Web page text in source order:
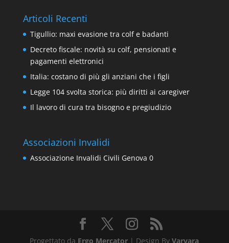
Articoli Recenti
Tigullio: maxi evasione tra colf e badanti
Decreto fiscale: novità su colf, pensionati e
pagamenti elettronici
Italia: costano di più gli anziani che i figli
Legge 104 svolta storica: più diritti ai caregiver
Il lavoro di cura tra bisogno e pregiudizio
Associazioni Invalidi
Associazione Invalidi Civili Genova 0
Progettato da Ergo Mercator | Design ByVarvara